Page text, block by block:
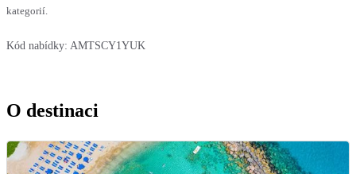
kategorií.
Kód nabídky: AMTSCY1YUK
O destinaci